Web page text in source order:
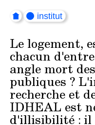
institut
Le logement,
chacun
angle mort
publiques ?
recherche et
IDHEAL est
d'illisibilité : il